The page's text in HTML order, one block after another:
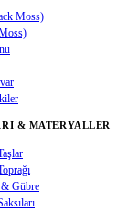
Moss)
& MATERYALLER
Gübre